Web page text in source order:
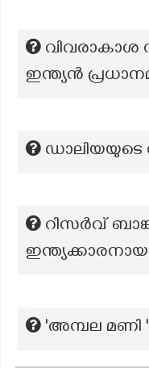
വിവരാകാശ
ഇന്ത്യൻ
ഡാലിയയുടെ
റിസർവ്
'അമ്പല